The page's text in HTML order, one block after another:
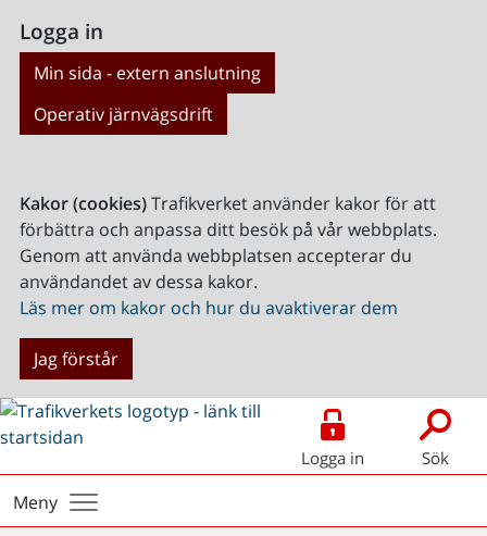
Logga in
Min sida - extern anslutning
Operativ järnvägsdrift
Kakor (cookies)Trafikverket använder kakor för att
förbättra och anpassa ditt besök på vår webbplats.
Genom att använda webbplatsen accepterar du
användandet av dessa kakor.
Läs mer om kakor och hur du avaktiverar dem
Jag förstår
Logga in Sök
Meny